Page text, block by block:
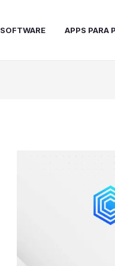
SOFTWARE APPS PARA